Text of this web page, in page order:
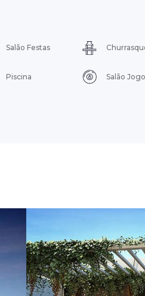
Salão Festas
Piscina Salão